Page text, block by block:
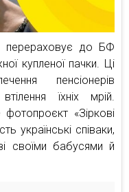
перераховує до БФ
купленої пачки. Ці
пенсіонерів
їхніх мрій.
фотопроєкт «Зіркові
українські співаки,
своїми бабусями й